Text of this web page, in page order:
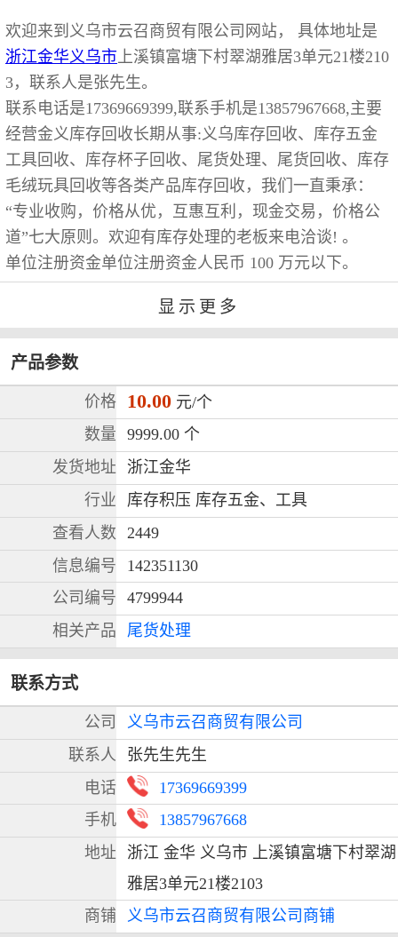
欢迎来到义乌市云召商贸有限公司网站， 具体地址是
浙江金华义乌市 上溪镇富塘下村翠湖雅居3单元21楼210
3，联系人是张先生。
联系电话是17369669399,联系手机是13857967668,主要
经营金义库存回收长期从事:义乌库存回收、库存五金
工具回收、库存杯子回收、尾货处理、尾货回收、库存
毛绒玩具回收等各类产品库存回收，我们一直秉承：
“专业收购，价格从优，互惠互利，现金交易，价格公
道”七大原则。欢迎有库存处理的老板来电洽谈! 。
单位注册资金单位注册资金人民币 100 万元以下。
显示更多
产品参数
价格 10.00 元/个
数量
9999.00 个
发货地址
浙江金华
行业
库存积压 库存五金、工具
查看人数
2449
信息编号
142351130
公司编号
4799944
相关产品
尾货处理
联系方式
公司
义乌市云召商贸有限公司
联系人
张先生先生
电话
17369669399
手机
13857967668
地址
浙江 金华 义乌市 上溪镇富塘下村翠湖
雅居3单元21楼2103
商铺
义乌市云召商贸有限公司商铺